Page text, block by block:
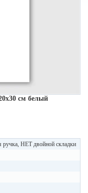
см белый
ручка, НЕТ двойной складки